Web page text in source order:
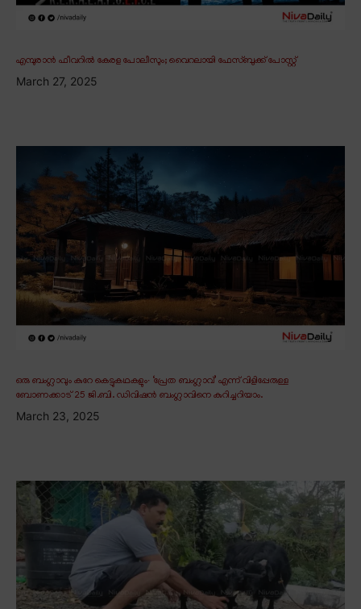
എമ്പുരാൻ ഫീവറിൽ കേരള പോലീസും; വൈറലായി ഫേസ്ബുക്ക് പോസ്റ്റ്
March 27, 2025
ഒരു ബംഗ്ലാവും കുറേ കെട്ടുകഥകളും∙ ‘പ്രേത ബംഗ്ലാവ്’ എന്ന് വിളിപ്പേരുള്ള
ബോണക്കാട് 25 ജി.ബി. ഡിവിഷൻ ബംഗ്ലാവിനെ കുറിച്ചറിയാം.
March 23, 2025